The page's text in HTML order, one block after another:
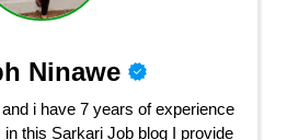
Ninawe
i have 7 years of experience
in this Sarkari Job blog I provide